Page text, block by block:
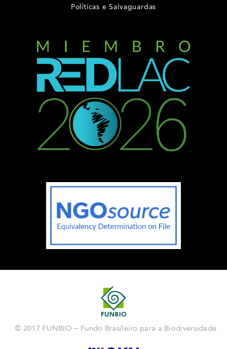
Políticas e Salvaguardas
© 2017 FUNBIO – Fundo Brasileiro para a Biodiversidade